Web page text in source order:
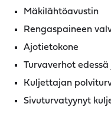
Mäkilähtöavustin
Rengaspaineen
Ajotietokone
Turvaverhot
Kuljettajan
Sivuturvatyynyt